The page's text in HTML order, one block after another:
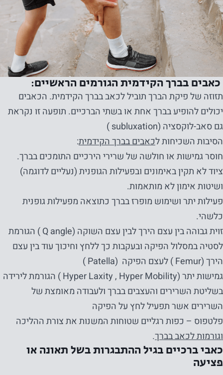
כאבים בברך הקידמית הגורמים הראשיים:
תזוזה של פיקת הברך תוביל לכאב בברך הקידמית. הכאבים
יכולים להופיע בברך אחת או בשתי הברכיים. תופעה זו נקראת
גם סאב-לוקסציה (subluxation )
הסיבות השכיחות לכאבים בברך הקידמית:
חוסר גמישות או חולשה של שרירי הירכיים התומכים בברך.
ציוד לא תקין באימונים ובפעילות הגופנית (נעליים לדוגמה)
ושיטות אימון לא מותאמות.
פעילות יתר ושימוש מופרז בברך כתוצאה מפעילות גופנית
כלשהי.
זוית גבוהה בין עצם הירך לבין עצם השוקה (Q angle ) הגורמת
לסטיה במסלול הפיקה ובעקבות כך ללחץ וחיכוך עוד בין עצם
הירך (Femur ) לעצם הפיקה (Patella )
גמישות יתר (Hyper Laxity , Hyper Mobility ) הגורמת לירידה
בשליטת השרירים והעצבים בברך ולעבודה מאומצת של
השרירים אשר תפעיל לחץ על הפיקה
פלטפוס – כפות רגליים שטוחות המשנות את צורת ההליכה
וגורמות לכאב בברך.
כאבי ברכיים בגיל ההתבגרות בשל תאונה או
פציעה